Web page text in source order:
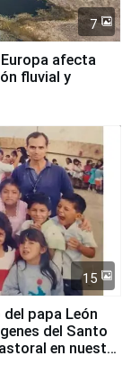
7
afecta
fluvial y
15
papa León
del Santo
en nuestro